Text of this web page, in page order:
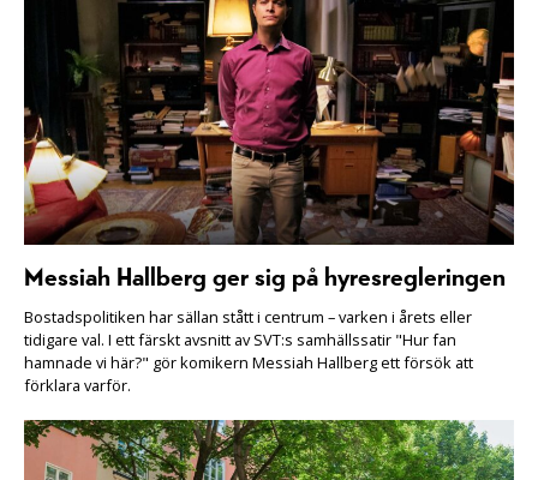
Messiah Hallberg ger sig på hyresregleringen
Bostadspolitiken har sällan stått i centrum – varken i årets eller
tidigare val. I ett färskt avsnitt av SVT:s samhällssatir "Hur fan
hamnade vi här?" gör komikern Messiah Hallberg ett försök att
förklara varför.